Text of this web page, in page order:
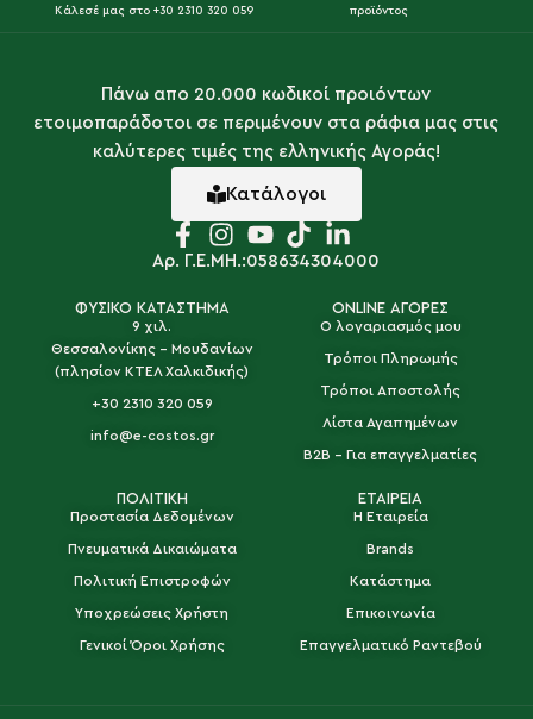
Κάλεσέ μας στο +30 2310 320 059
προϊόντος
Πάνω απο 20.000 κωδικοί προιόντων
ετοιμοπαράδοτοι σε περιμένουν στα ράφια μας στις
καλύτερες τιμές της ελληνικής Αγοράς!
Κατάλογοι
Αρ. Γ.Ε.ΜΗ.:058634304000
ΦΥΣΙΚΟ ΚΑΤΑΣΤΗΜΑ
9 χιλ.
Θεσσαλονίκης - Μουδανίων
(πλησίον ΚΤΕΛ Χαλκιδικής)
+30 2310 320 059
info@e-costos.gr
ONLINE ΑΓΟΡΕΣ
Ο λογαριασμός μου
Τρόποι Πληρωμής
Τρόποι Αποστολής
Λίστα Αγαπημένων
B2B - Για επαγγελματίες
ΠΟΛΙΤΙΚΗ
Προστασία Δεδομένων
Πνευματικά Δικαιώματα
Πολιτική Επιστροφών
Υποχρεώσεις Χρήστη
Γενικοί Όροι Χρήσης
ΕΤΑΙΡΕΙΑ
Η Εταιρεία
Brands
Κατάστημα
Επικοινωνία
Επαγγελματικό Ραντεβού